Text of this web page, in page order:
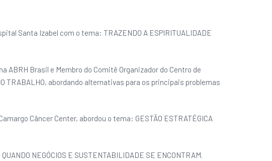
Santa Izabel com o tema: TRAZENDO A ESPIRITUALIDADE
Brasil e Membro do Comitê Organizador do Centro de
TRABALHO, abordando alternativas para os principais problemas
Câncer Center, abordou o tema: GESTÃO ESTRATÉGICA
NEGÓCIOS E SUSTENTABILIDADE SE ENCONTRAM.